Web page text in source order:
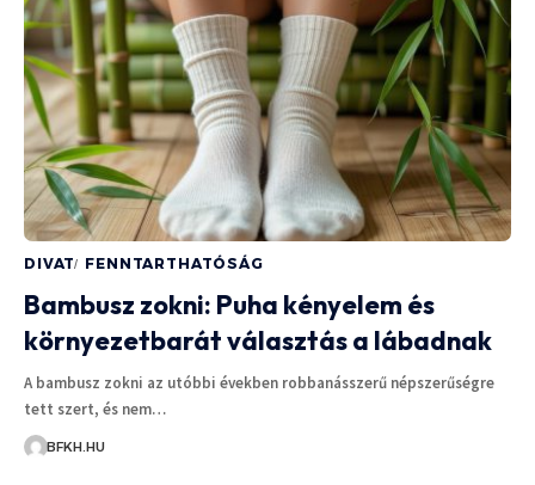
DIVAT FENNTARTHATÓSÁG
Bambusz zokni: Puha kényelem és
környezetbarát választás a lábadnak
A bambusz zokni az utóbbi években robbanásszerű népszerűségre
tett szert, és nem…
BFKH.HU